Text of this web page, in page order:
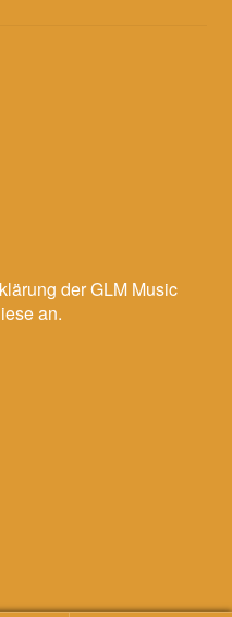
der GLM Music
an.